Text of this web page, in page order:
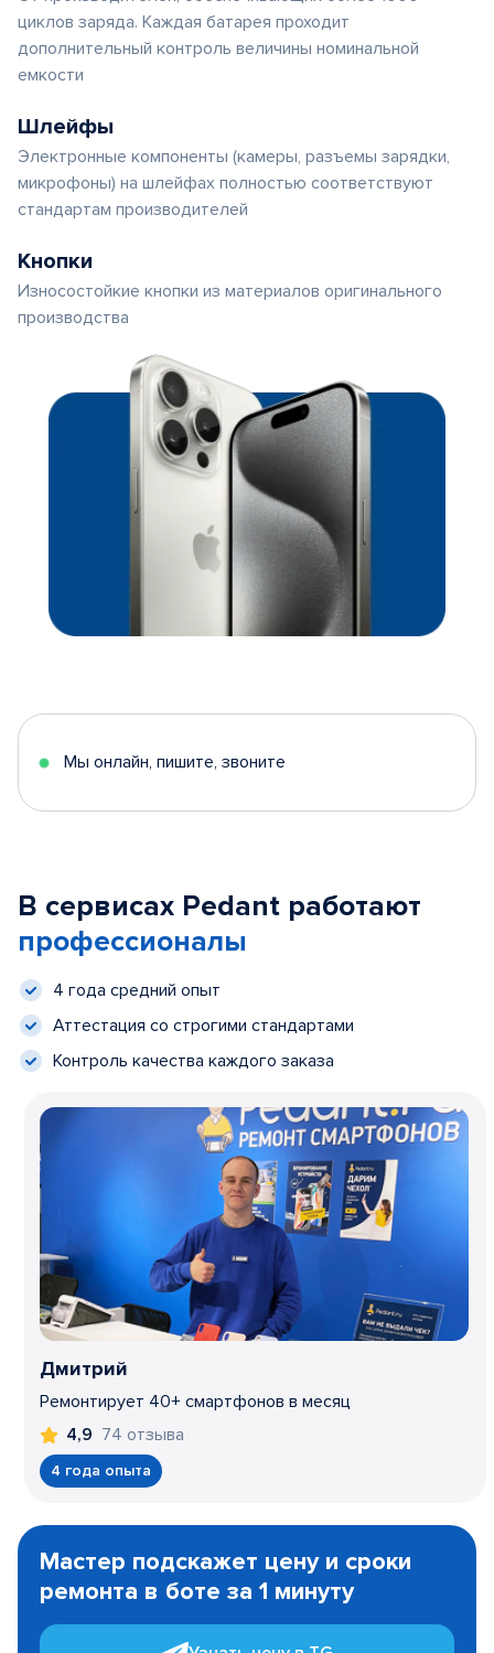
циклов заряда. Каждая батарея проходит
дополнительный контроль величины номинальной
емкости
Шлейфы
Электронные компоненты (камеры, разъемы зарядки,
микрофоны) на шлейфах полностью соответствуют
стандартам производителей
Кнопки
Износостойкие кнопки из материалов оригинального
производства
Мы онлайн, пишите, звоните
В сервисах Pedant работают
профессионалы
4 года средний опыт
Аттестация со строгими стандартами
Контроль качества каждого заказа
Дмитрий
Ремонтирует 40+ смартфонов в месяц
4,9 74 отзыва
4 года опыта
1
Мастер подскажет цену и сроки
ремонта в боте за 1 минуту